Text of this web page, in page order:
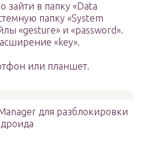
зайти в папку «Data
папку «System
«gesture» и «password».
«key».
или планшет.
для разблокировки